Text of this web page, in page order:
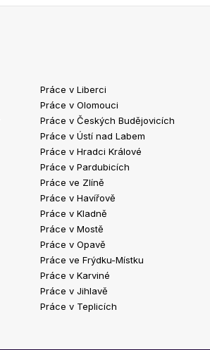
Práce v Liberci
Práce v Olomouci
Práce v Českých Budějovicích
Práce v Ústí nad Labem
Práce v Hradci Králové
Práce v Pardubicích
Práce ve Zlíně
Práce v Havířově
Práce v Kladně
Práce v Mostě
Práce v Opavě
Práce ve Frýdku-Místku
Práce v Karviné
Práce v Jihlavě
Práce v Teplicích